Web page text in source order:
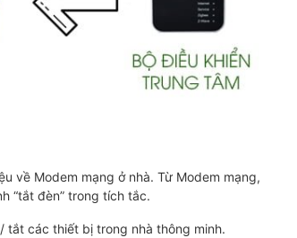
về Modem mạng ở nhà. Từ Modem mạng,
“tắt đèn” trong tích tắc.
tắt các thiết bị trong nhà thông minh.